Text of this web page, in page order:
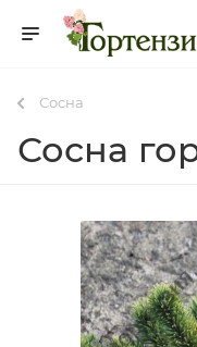
Сосна
Сосна